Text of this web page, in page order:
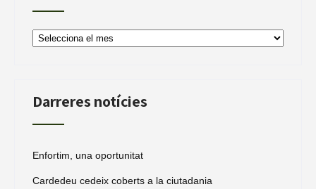
Arxiu
de
Darreres notícies
Enfortim, una oportunitat
Cardedeu cedeix coberts a la ciutadania